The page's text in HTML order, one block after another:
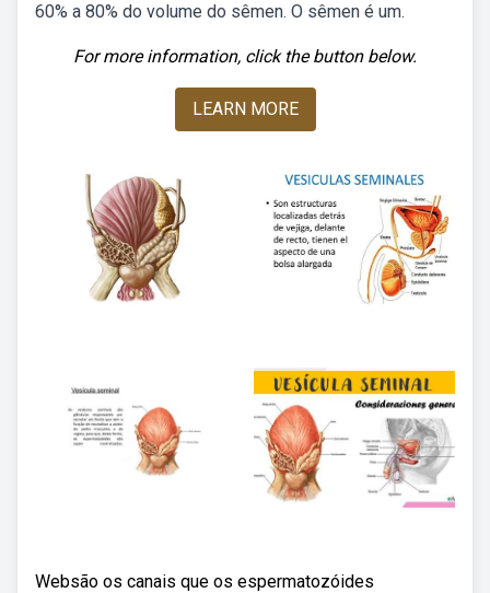
60% a 80% do volume do sêmen. O sêmen é um.
For more information, click the button below.
LEARN MORE
Websão os canais que os espermatozóides